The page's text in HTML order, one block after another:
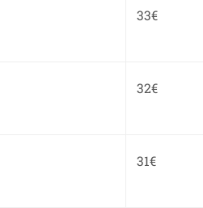
33€
32€
31€